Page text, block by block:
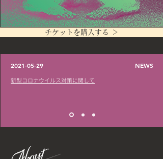
チケットを購入する ＞
2021-05-29
NEWS
​新型コロナウイルス対策に関して